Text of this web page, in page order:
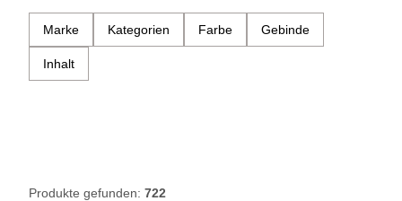
Marke Kategorien Farbe Gebinde
Inhalt
Produkte gefunden: 722